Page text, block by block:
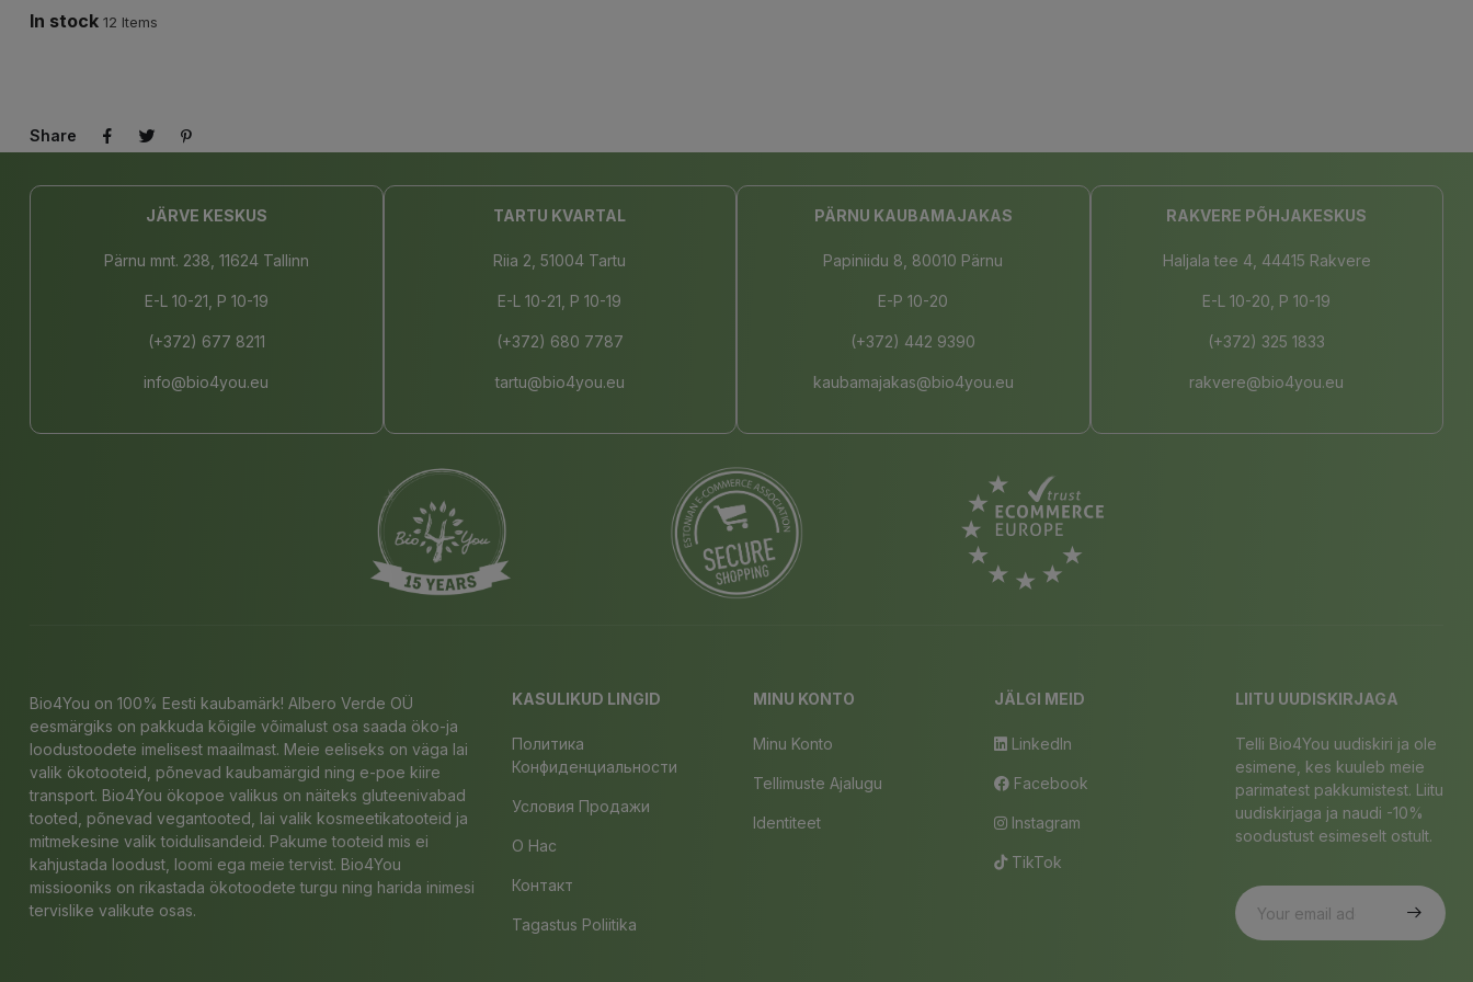
In stock 12 Items
Share
JÄRVE KESKUS
Pärnu mnt. 238, 11624 Tallinn
E-L 10-21, P 10-19
(+372) 677 8211
info@bio4you.eu
TARTU KVARTAL
Riia 2, 51004 Tartu
E-L 10-21, P 10-19
(+372) 680 7787
tartu@bio4you.eu
PÄRNU KAUBAMAJAKAS
Papiniidu 8, 80010 Pärnu
E-P 10-20
(+372) 442 9390
kaubamajakas@bio4you.eu
RAKVERE PÕHJAKESKUS
Haljala tee 4, 44415 Rakvere
E-L 10-20, P 10-19
(+372) 325 1833
rakvere@bio4you.eu
Bio4You on 100% Eesti kaubamärk! Albero Verde OÜ
eesmärgiks on pakkuda kõigile võimalust osa saada öko-ja
loodustoodete imelisest maailmast. Meie eeliseks on väga lai
valik ökotooteid, põnevad kaubamärgid ning e-poe kiire
transport. Bio4You ökopoe valikus on näiteks gluteenivabad
tooted, põnevad vegantooted, lai valik kosmeetikatooteid ja
mitmekesine valik toidulisandeid. Pakume tooteid mis ei
kahjustada loodust, loomi ega meie tervist. Bio4You
missiooniks on rikastada ökotoodete turgu ning harida inimesi
tervislike valikute osas.
KASULIKUD LINGID
Политика
Конфиденциальности
Условия Продажи
О Нас
Контакт
Tagastus Poliitika
MINU KONTO
Minu Konto
Tellimuste Ajalugu
Identiteet
JÄLGI MEID
LinkedIn
Facebook
Instagram
TikTok
LIITU UUDISKIRJAGA
Telli Bio4You uudiskiri ja ole
esimene, kes kuuleb meie
parimatest pakkumistest. Liitu
uudiskirjaga ja naudi -10%
soodustust esimeselt ostult.